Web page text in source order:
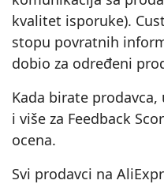
kvalitet isporuke).
stopu povratnih
dobio za određeni
Kada birate
i više za Feedback
ocena.
Svi prodavci na